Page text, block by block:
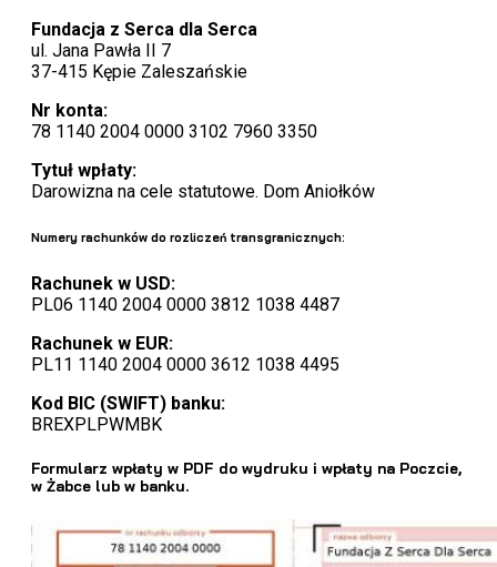
Fundacja z Serca dla Serca
ul. Jana Pawła II 7
37-415 Kępie Zaleszańskie
Nr konta:
78 1140 2004 0000 3102 7960 3350
Tytuł wpłaty:
Darowizna na cele statutowe. Dom Aniołków
Numery rachunków do rozliczeń transgranicznych:
Rachunek w USD:
PL06 1140 2004 0000 3812 1038 4487
Rachunek w EUR:
PL11 1140 2004 0000 3612 1038 4495
Kod BIC (SWIFT) banku:
BREXPLPWMBK
Formularz wpłaty w PDF do wydruku i wpłaty na Poczcie,
w Żabce lub w banku.